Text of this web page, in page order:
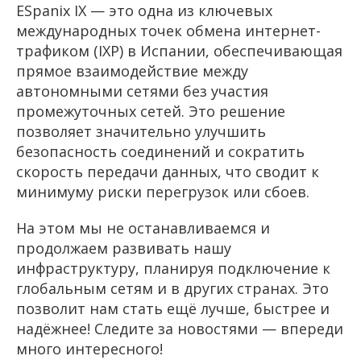
ESpanix IX — это одна из ключевых
международных точек обмена интернет-
трафиком (IXP) в Испании, обеспечивающая
прямое взаимодействие между
автономными сетями без участия
промежуточных сетей. Это решение
позволяет значительно улучшить
безопасность соединений и сократить
скорость передачи данных, что сводит к
минимуму риски перегрузок или сбоев.
На этом мы не останавливаемся и
продолжаем развивать нашу
инфраструктуру, планируя подключение к
глобальным сетям и в других странах. Это
позволит нам стать ещё лучше, быстрее и
надёжнее! Следите за новостями — впереди
много интересного!